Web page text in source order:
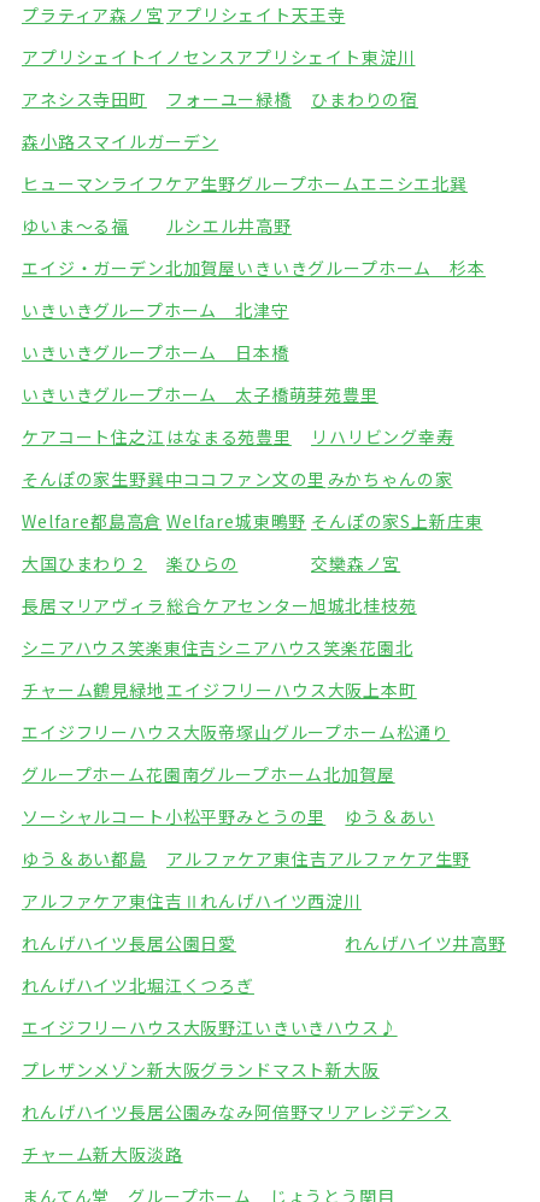
プラティア森ノ宮 アプリシェイト天王寺
アプリシェイトイノセンス アプリシェイト東淀川
アネシス寺田町
フォーユー緑橋
ひまわりの宿
森小路スマイルガーデン
ヒューマンライフケア生野グループホームエニシエ北巽
ゆいま～る福
ルシエル井高野
エイジ・ガーデン北加賀屋いきいきグループホーム 杉本
いきいきグループホーム 北津守
いきいきグループホーム 日本橋
いきいきグループホーム 太子橋萌芽苑豊里
ケアコート住之江 はなまる苑豊里
リハリビング幸寿
そんぽの家生野巽中ココファン文の里 みかちゃんの家
Welfare都島高倉 Welfare城東鴫野 そんぽの家S上新庄東
大国ひまわり２
楽ひらの
交欒森ノ宮
長居マリアヴィラ 総合ケアセンター旭城北桂枝苑
シニアハウス笑楽東住吉シニアハウス笑楽花園北
チャーム鶴見緑地エイジフリーハウス大阪上本町
エイジフリーハウス大阪帝塚山グループホーム松通り
グループホーム花園南グループホーム北加賀屋
ソーシャルコート小松平野みとうの里
ゆう＆あい
ゆう＆あい都島
アルファケア東住吉アルファケア生野
アルファケア東住吉Ⅱ れんげハイツ西淀川
れんげハイツ長居公園日愛
れんげハイツ井高野
れんげハイツ北堀江 くつろぎ
エイジフリーハウス大阪野江いきいきハウス♪
プレザンメゾン新大阪グランドマスト新大阪
れんげハイツ長居公園みなみ阿倍野マリアレジデンス
チャーム新大阪淡路
まんてん堂 グループホーム じょうとう関目